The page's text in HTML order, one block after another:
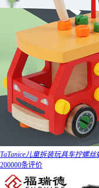
TaTanice儿童拆装玩具车拧螺
200000条评价